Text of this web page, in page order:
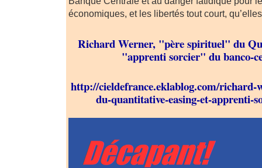
économiques, et les libertés tout court,
Richard Werner, "père spirituel" du
"apprenti sorcier" du banco-
http://cieldefrance.eklablog.com/
du-quantitative-easing-et-apprenti-